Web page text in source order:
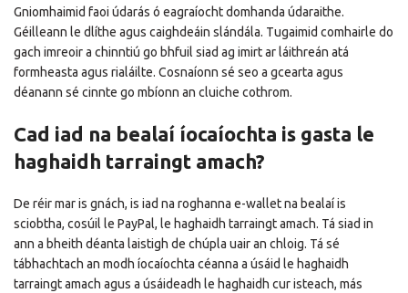
Gniomhaimid faoi údarás ó eagraíocht domhanda údaraithe.
Géilleann le dlíthe agus caighdeáin slándála. Tugaimid comhairle do
gach imreoir a chinntiú go bhfuil siad ag imirt ar láithreán atá
formheasta agus rialáilte. Cosnaíonn sé seo a gcearta agus
déanann sé cinnte go mbíonn an cluiche cothrom.
Cad iad na bealaí íocaíochta is gasta le
haghaidh tarraingt amach?
De réir mar is gnách, is iad na roghanna e-wallet na bealaí is
sciobtha, cosúil le PayPal, le haghaidh tarraingt amach. Tá siad in
ann a bheith déanta laistigh de chúpla uair an chloig. Tá sé
tábhachtach an modh íocaíochta céanna a úsáid le haghaidh
tarraingt amach agus a úsáideadh le haghaidh cur isteach, más